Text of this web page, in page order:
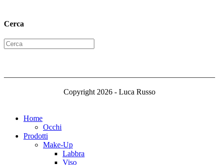
Cerca
Copyright 2026 - Luca Russo
Home
Occhi
Prodotti
Make-Up
Labbra
Viso